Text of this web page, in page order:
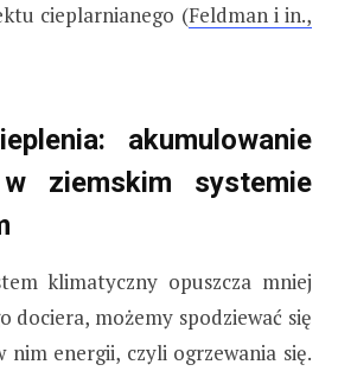
cieplarnianego (Feldman i in.,
akumulowanie
ziemskim systemie
klimatyczny opuszcza mniej
dociera, możemy spodziewać się
nim energii, czyli ogrzewania się.